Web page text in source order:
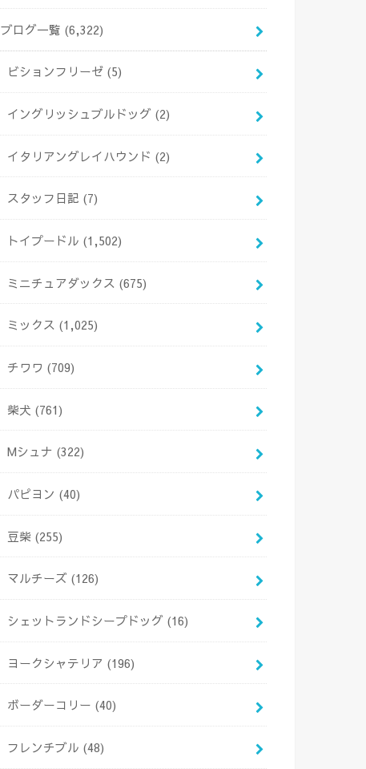
ブログ一覧 (6,322)
ビションフリーゼ (5)
イングリッシュブルドッグ (2)
イタリアングレイハウンド (2)
スタッフ日記 (7)
トイプードル (1,502)
ミニチュアダックス (675)
ミックス (1,025)
チワワ (709)
柴犬 (761)
Mシュナ (322)
パピヨン (40)
豆柴 (255)
マルチーズ (126)
シェットランドシープドッグ (16)
ヨークシャテリア (196)
ボーダーコリー (40)
フレンチブル (48)